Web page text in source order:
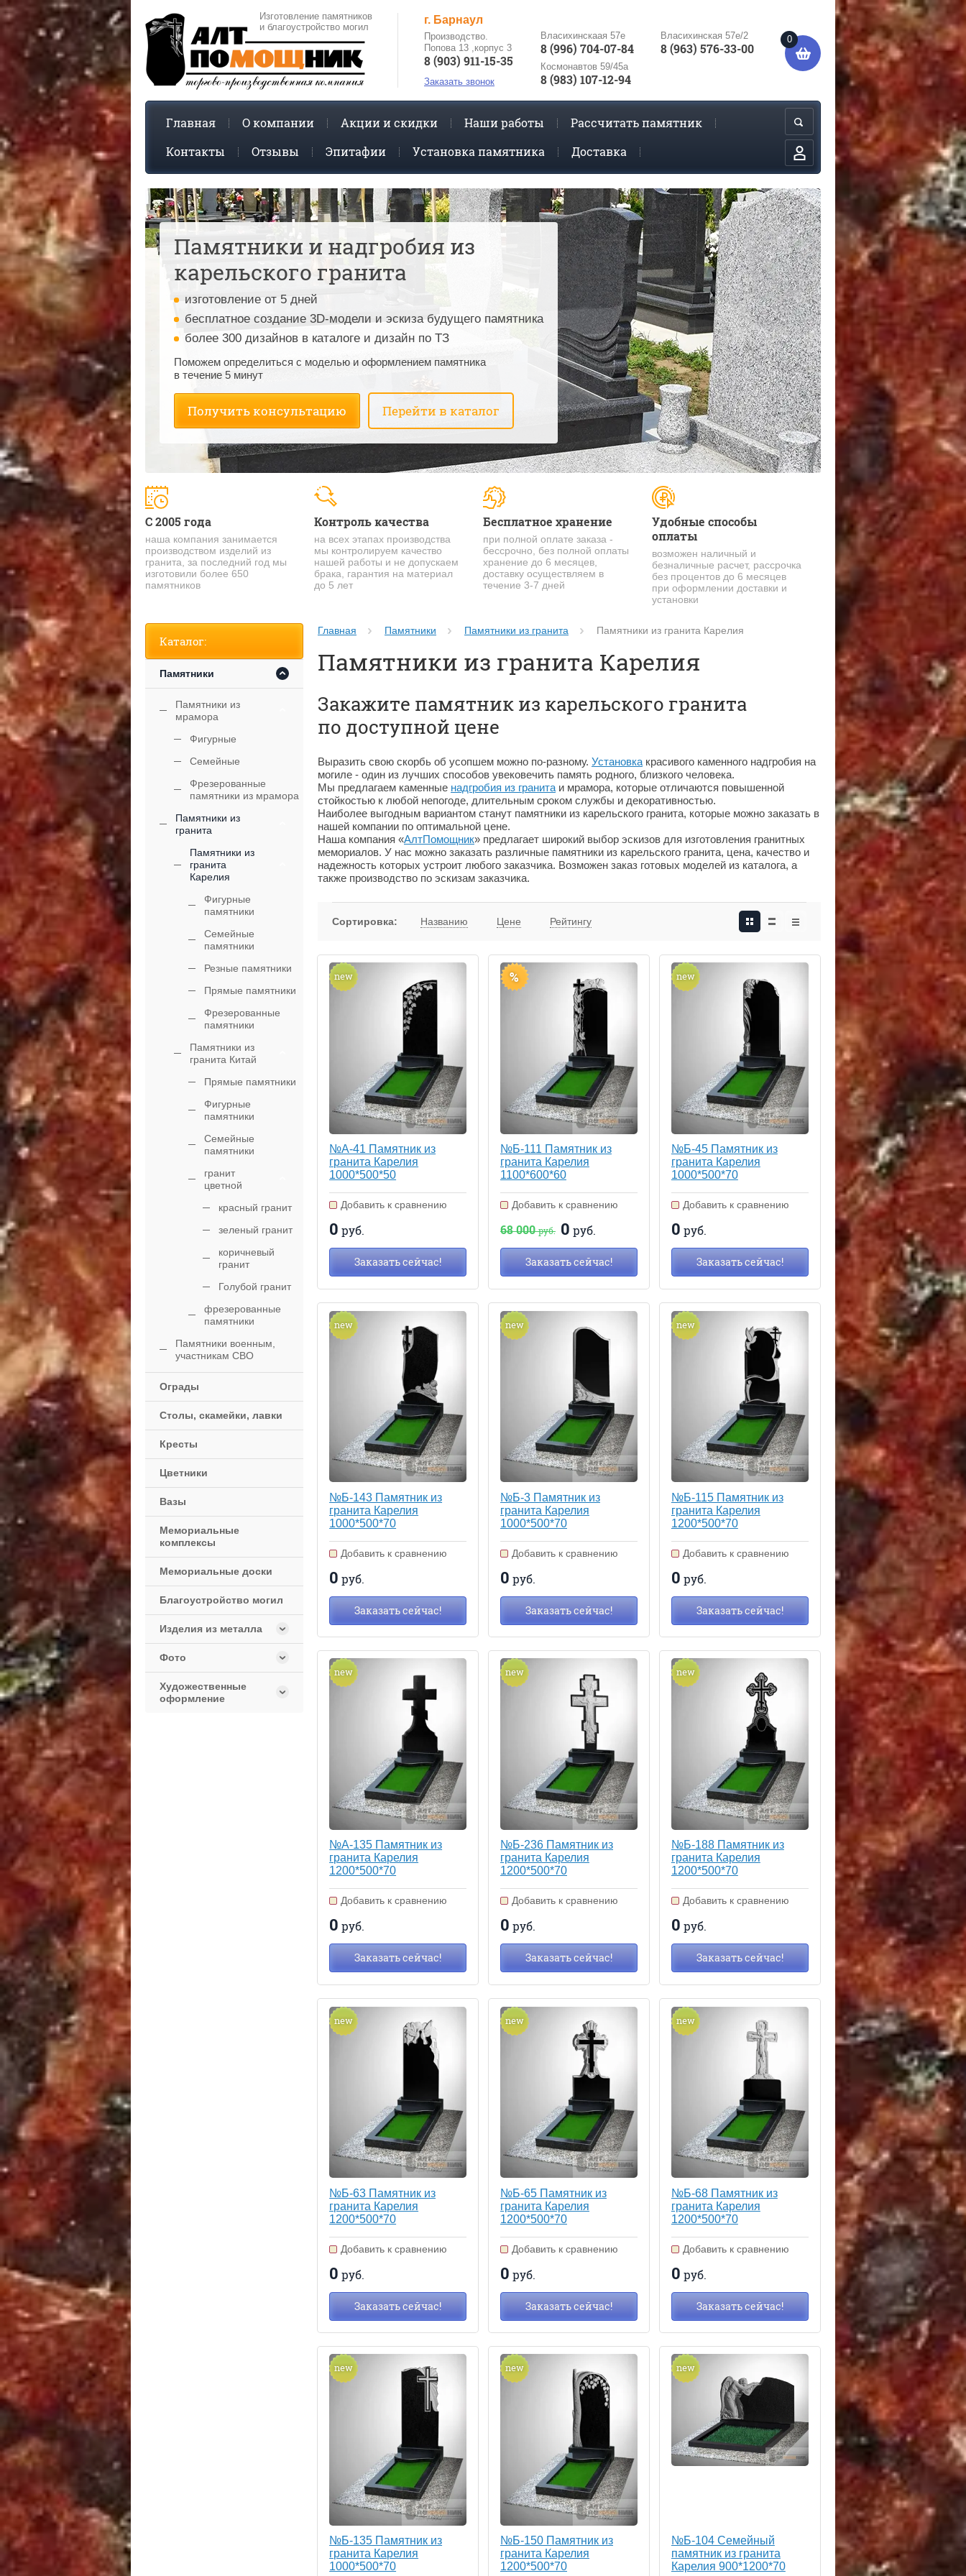
Изготовление памятников
и благоустройство могил
г. Барнаул
Производство.
Попова 13 ,корпус 3
8 (903) 911-15-35
Заказать звонок
Власихинскаая 57е
8 (996) 704-07-84
Власихинская 57е/2
8 (963) 576-33-00
Космонавтов 59/45а
8 (983) 107-12-94
0
Главная О компании Акции и скидки Наши работы
Рассчитать памятник
Контакты
Отзывы Эпитафии Установка памятника Доставка
Памятники и надгробия из
карельского гранита
изготовление от 5 дней
бесплатное создание 3D-модели и эскиза будущего памятника
более 300 дизайнов в каталоге и дизайн по ТЗ
Поможем определиться с моделью и оформлением памятника
в течение 5 минут
Получить консультацию Перейти в каталог
С 2005 года
наша компания занимается
производством изделий из
гранита, за последний год мы
изготовили более 650
памятников
Контроль качества
на всех этапах производства
мы контролируем качество
нашей работы и не допускаем
брака, гарантия на материал
до 5 лет
Бесплатное хранение
при полной оплате заказа -
бессрочно, без полной оплаты
хранение до 6 месяцев,
доставку осуществляем в
течение 3-7 дней
Удобные способы
оплаты
возможен наличный и
безналичные расчет, рассрочка
без процентов до 6 месяцев
при оформлении доставки и
установки
Главная Памятники Памятники из гранита Памятники из гранита Карелия
Памятники из гранита Карелия
Закажите памятник из карельского гранита
по доступной цене
Выразить свою скорбь об усопшем можно по-разному. Установка красивого каменного надгробия на
могиле - один из лучших способов увековечить память родного, близкого человека.
Мы предлагаем каменные надгробия из гранита и мрамора, которые отличаются повышенной
стойкостью к любой непогоде, длительным сроком службы и декоративностью.
Наиболее выгодным вариантом станут памятники из карельского гранита, которые можно заказать в
нашей компании по оптимальной цене.
Наша компания «АлтПомощник» предлагает широкий выбор эскизов для изготовления гранитных
мемориалов. У нас можно заказать различные памятники из карельского гранита, цена, качество и
надежность которых устроит любого заказчика. Возможен заказ готовых моделей из каталога, а
также производство по эскизам заказчика.
Сортировка: Названию Цене Рейтингу
new
№А-41 Памятник из
гранита Карелия
1000*500*50
Добавить к сравнению
0 руб.
Заказать сейчас!
%
№Б-111 Памятник из
гранита Карелия
1100*600*60
Добавить к сравнению
68 000руб. 0 руб.
Заказать сейчас!
new
№Б-45 Памятник из
гранита Карелия
1000*500*70
Добавить к сравнению
0 руб.
Заказать сейчас!
new
№Б-143 Памятник из
гранита Карелия
1000*500*70
Добавить к сравнению
0 руб.
Заказать сейчас!
new
№Б-3 Памятник из
гранита Карелия
1000*500*70
Добавить к сравнению
0 руб.
Заказать сейчас!
new
№Б-115 Памятник из
гранита Карелия
1200*500*70
Добавить к сравнению
0 руб.
Заказать сейчас!
new
№А-135 Памятник из
гранита Карелия
1200*500*70
Добавить к сравнению
0 руб.
Заказать сейчас!
new
№Б-236 Памятник из
гранита Карелия
1200*500*70
Добавить к сравнению
0 руб.
Заказать сейчас!
new
№Б-188 Памятник из
гранита Карелия
1200*500*70
Добавить к сравнению
0 руб.
Заказать сейчас!
new
№Б-63 Памятник из
гранита Карелия
1200*500*70
Добавить к сравнению
0 руб.
Заказать сейчас!
new
№Б-65 Памятник из
гранита Карелия
1200*500*70
Добавить к сравнению
0 руб.
Заказать сейчас!
new
№Б-68 Памятник из
гранита Карелия
1200*500*70
Добавить к сравнению
0 руб.
Заказать сейчас!
new
№Б-135 Памятник из
гранита Карелия
1000*500*70
new
№Б-150 Памятник из
гранита Карелия
1200*500*70
new
№Б-104 Семейный
памятник из гранита
Карелия 900*1200*70
Каталог:
Памятники
Памятники из
мрамора
Фигурные
Семейные
Фрезерованные
памятники из мрамора
Памятники из
гранита
Памятники из
гранита
Карелия
Фигурные
памятники
Семейные
памятники
Резные памятники
Прямые памятники
Фрезерованные
памятники
Памятники из
гранита Китай
Прямые памятники
Фигурные
памятники
Семейные
памятники
гранит
цветной
красный гранит
зеленый гранит
коричневый
гранит
Голубой гранит
фрезерованные
памятники
Памятники военным,
участникам СВО
Ограды
Столы, скамейки, лавки
Кресты
Цветники
Вазы
Мемориальные
комплексы
Мемориальные доски
Благоустройство могил
Изделия из металла
Фото
Художественные
оформление